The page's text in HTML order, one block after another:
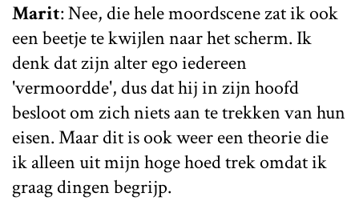
Marit: Nee, die hele moordscene zat ik ook
een beetje te kwijlen naar het scherm. Ik
denk dat zijn alter ego iedereen
'vermoordde', dus dat hij in zijn hoofd
besloot om zich niets aan te trekken van hun
eisen. Maar dit is ook weer een theorie die
ik alleen uit mijn hoge hoed trek omdat ik
graag dingen begrijp.